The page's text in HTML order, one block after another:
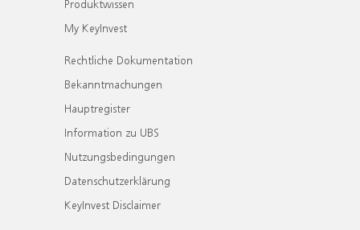
Produktwissen
My KeyInvest
Rechtliche Dokumentation
Bekanntmachungen
Hauptregister
Information zu UBS
Nutzungsbedingungen
Datenschutzerklärung
KeyInvest Disclaimer